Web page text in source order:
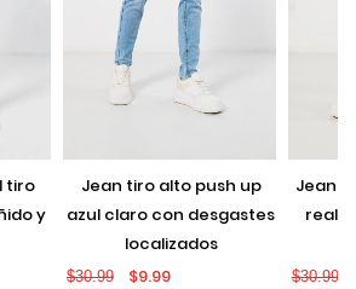
y
jean tiro alto push up
azul claro con desgastes
localizados
$30.99 $9.99
jean push up negro con
$30.99